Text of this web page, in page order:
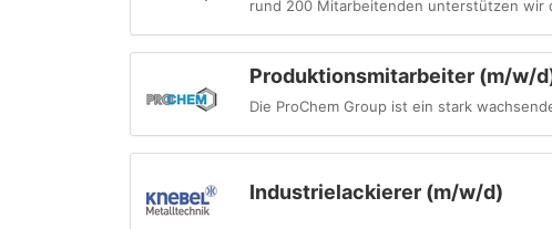
rund 200 Mitarbeitenden unterstützen wir
Produktionsmitarbeiter (m/w/
Die ProChem Group ist ein stark
Industrielackierer (m/w/d)